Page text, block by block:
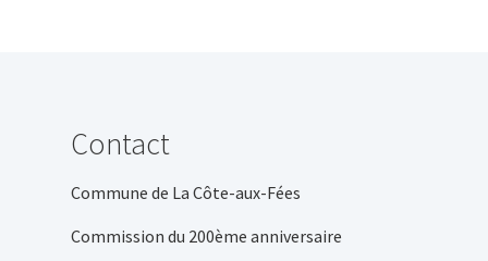
Contact
Commune de La Côte-aux-Fées
Commission du 200ème anniversaire